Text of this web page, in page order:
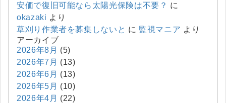
安価で復旧可能なら太陽光保険は不要？ に
okazaki より
草刈り作業者を募集しないと に 監視マニア より
アーカイブ
2026年8月 (5)
2026年7月 (13)
2026年6月 (13)
2026年5月 (10)
2026年4月 (22)